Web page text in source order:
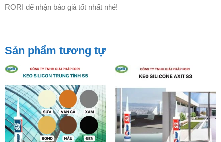
RORI để nhận báo giá tốt nhất nhé!
Sản phẩm tương tự